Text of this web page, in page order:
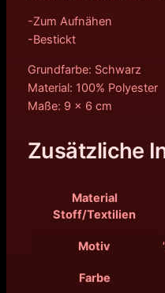
-Zum Aufnähen
-Bestickt
Grundfarbe: Schwarz
Material: 100% Polyester
Maße: 9 x 6 cm
Zusätzliche
Material
Stoff/Textilien
Motiv
Farbe